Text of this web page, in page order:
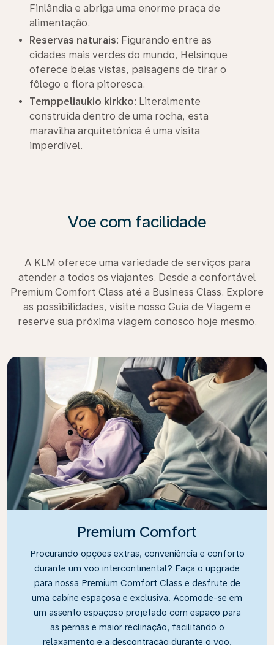
Finlândia e abriga uma enorme praça de
alimentação.
Reservas naturais: Figurando entre as
cidades mais verdes do mundo, Helsinque
oferece belas vistas, paisagens de tirar o
fôlego e flora pitoresca.
Temppeliaukio kirkko: Literalmente
construída dentro de uma rocha, esta
maravilha arquitetônica é uma visita
imperdível.
Voe com facilidade
A KLM oferece uma variedade de serviços para
atender a todos os viajantes. Desde a confortável
Premium Comfort Class até a Business Class. Explore
as possibilidades, visite nosso Guia de Viagem e
reserve sua próxima viagem conosco hoje mesmo.
Premium Comfort
Procurando opções extras, conveniência e conforto
durante um voo intercontinental? Faça o upgrade
para nossa Premium Comfort Class e desfrute de
uma cabine espaçosa e exclusiva. Acomode-se em
um assento espaçoso projetado com espaço para
as pernas e maior reclinação, facilitando o
relaxamento e a descontração durante o voo.